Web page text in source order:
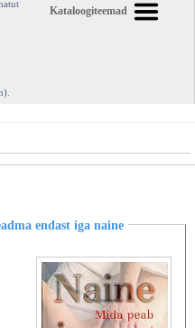
Kataloogiteemad
endast iga naine